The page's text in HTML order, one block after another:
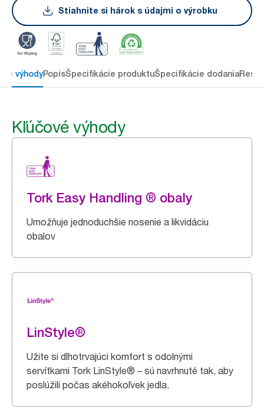
Stiahnite si hárok s údajmi o výrobku
výhodyPopisŠpecifikácie produktuŠpecifikácie dodania
Kľúčové výhody
Tork Easy Handling ® obaly
Umožňuje jednoduchšie nosenie a likvidáciu
obalov
LinStyle®
Užite si dlhotrvajúci komfort s odolnými
servítkami Tork LinStyle® – sú navrhnuté tak, aby
poslúžili počas akéhokoľvek jedla.